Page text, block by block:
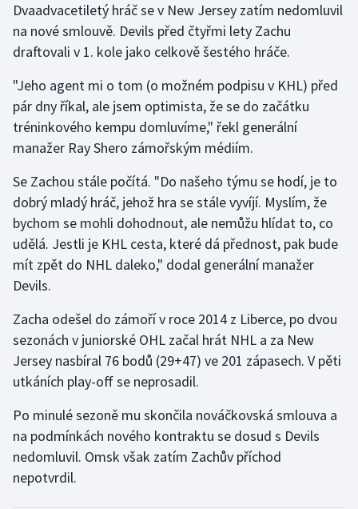
Florbal
Futsal
Golf
Gymnastika
Házená
Jezdectví
Judo
Krasobruslení
Lezení
Lyže a snowboard
Motorsport
Olympijské hry
Dvaadvacetiletý hráč se v New Jersey zatím nedomluvil
na nové smlouvě. Devils před čtyřmi lety Zachu
draftovali v 1. kole jako celkově šestého hráče.
"Jeho agent mi o tom (o možném podpisu v KHL) před
pár dny říkal, ale jsem optimista, že se do začátku
tréninkového kempu domluvíme," řekl generální
manažer Ray Shero zámořským médiím.
Se Zachou stále počítá. "Do našeho týmu se hodí, je to
dobrý mladý hráč, jehož hra se stále vyvíjí. Myslím, že
bychom se mohli dohodnout, ale nemůžu hlídat to, co
udělá. Jestli je KHL cesta, které dá přednost, pak bude
mít zpět do NHL daleko," dodal generální manažer
Devils.
Zacha odešel do zámoří v roce 2014 z Liberce, po dvou
sezonách v juniorské OHL začal hrát NHL a za New
Jersey nasbíral 76 bodů (29+47) ve 201 zápasech. V pěti
utkáních play-off se neprosadil.
Po minulé sezoně mu skončila nováčkovská smlouva a
na podmínkách nového kontraktu se dosud s Devils
nedomluvil. Omsk však zatím Zachův příchod
nepotvrdil.